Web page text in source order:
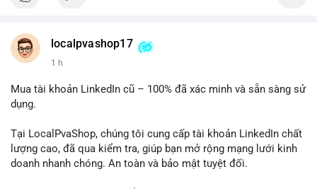
localpvashop17
1 h
Mua tài khoản LinkedIn cũ – 100% đã xác minh và sẵn sàng sử
dụng.
Tại LocalPvaShop, chúng tôi cung cấp tài khoản LinkedIn chất
lượng cao, đã qua kiểm tra, giúp bạn mở rộng mạng lưới kinh
doanh nhanh chóng. An toàn và bảo mật tuyệt đối.